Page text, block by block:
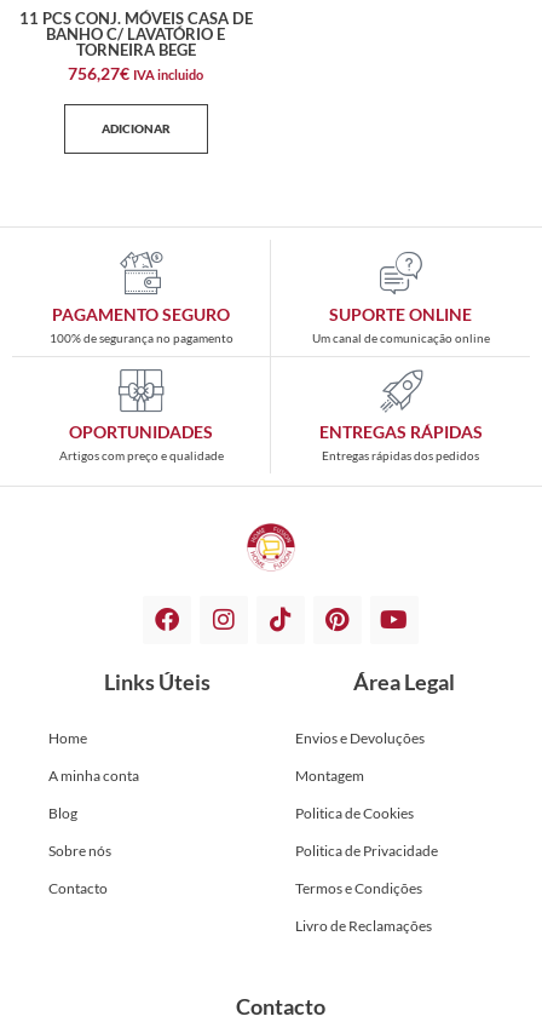
11 PCS CONJ. MÓVEIS CASA DE
BANHO C/ LAVATÓRIO E
TORNEIRA BEGE
756,27€ IVA incluido
ADICIONAR
PAGAMENTO SEGURO
100% de segurança no pagamento
SUPORTE ONLINE
Um canal de comunicação online
OPORTUNIDADES
Artigos com preço e qualidade
ENTREGAS RÁPIDAS
Entregas rápidas dos pedidos
Links Úteis
Home
A minha conta
Blog
Sobre nós
Contacto
Área Legal
Envios e Devoluções
Montagem
Politica de Cookies
Politica de Privacidade
Termos e Condições
Livro de Reclamações
Contacto